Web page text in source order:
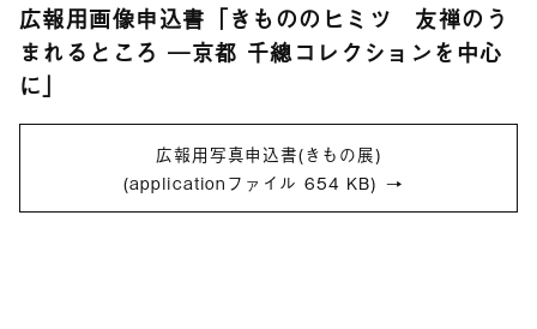
広報用画像申込書「きもののヒミツ 友禅のう
まれるところ ―京都 千總コレクションを中心
に」
広報用写真申込書(きもの展)
(applicationファイル 654 KB)